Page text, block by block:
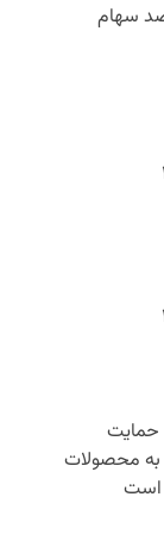
دیجی‌کالا ۲۵ درصد سهام
حمایت
به محصولات
است